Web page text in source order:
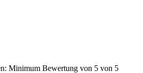
Minimum Bewertung von 5 von 5